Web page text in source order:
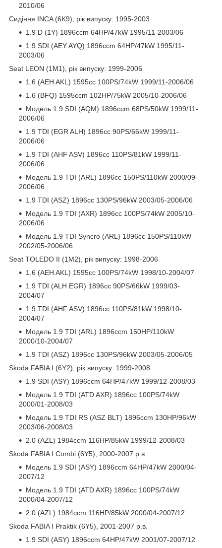
2010/06
Сидіння INCA (6K9), рік випуску: 1995-2003
1.9 D (1Y) 1896ccm 64HP/47kW 1995/11-2003/06
1.9 SDI (AEY AYQ) 1896ccm 64HP/47kW 1995/11-
2003/06
Seat LEON (1M1), рік випуску: 1999-2006
1.6 (AEH AKL) 1595cc 100PS/74kW 1999/11-2006/06
1.6 (BFQ) 1595ccm 102HP/75kW 2005/10-2006/06
Модель 1.9 SDI (AQM) 1896ccm 68PS/50kW 1999/11-
2006/06
1.9 TDI (EGR ALH) 1896cc 90PS/66kW 1999/11-
2006/06
1.9 TDI (AHF ASV) 1896cc 110PS/81kW 1999/11-
2006/06
Модель 1.9 TDI (ARL) 1896cc 150PS/110kW 2000/09-
2006/06
1.9 TDI (ASZ) 1896cc 130PS/96kW 2003/05-2006/06
Модель 1.9 TDI (AXR) 1896cc 100PS/74kW 2005/10-
2006/06
Модель 1.9 TDI Syncro (ARL) 1896cc 150PS/110kW
2002/05-2006/06
Seat TOLEDO II (1M2), рік випуску: 1998-2006
1.6 (AEH AKL) 1595cc 100PS/74kW 1998/10-2004/07
1.9 TDI (ALH EGR) 1896cc 90PS/66kW 1999/03-
2004/07
1.9 TDI (AHF ASV) 1896cc 110PS/81kW 1998/10-
2004/07
Модель 1.9 TDI (ARL) 1896ccm 150HP/110kW
2000/10-2004/07
1.9 TDI (ASZ) 1896cc 130PS/96kW 2003/05-2006/05
Skoda FABIA I (6Y2), рік випуску: 1999-2008
1.9 SDI (ASY) 1896ccm 64HP/47kW 1999/12-2008/03
Модель 1.9 TDI (ATD AXR) 1896cc 100PS/74kW
2000/01-2008/03
Модель 1.9 TDI RS (ASZ BLT) 1896ccm 130HP/96kW
2003/06-2008/03
2.0 (AZL) 1984ccm 116HP/85kW 1999/12-2008/03
Skoda FABIA I Combi (6Y5), 2000-2007 р.в
Модель 1.9 SDI (ASY) 1896ccm 64HP/47kW 2000/04-
2007/12
Модель 1.9 TDI (ATD AXR) 1896cc 100PS/74kW
2000/04-2007/12
2.0 (AZL) 1984ccm 116HP/85kW 2000/04-2007/12
Skoda FABIA I Praktik (6Y5), 2001-2007 р.в.
1.9 SDI (ASY) 1896ccm 64HP/47kW 2001/07-2007/12